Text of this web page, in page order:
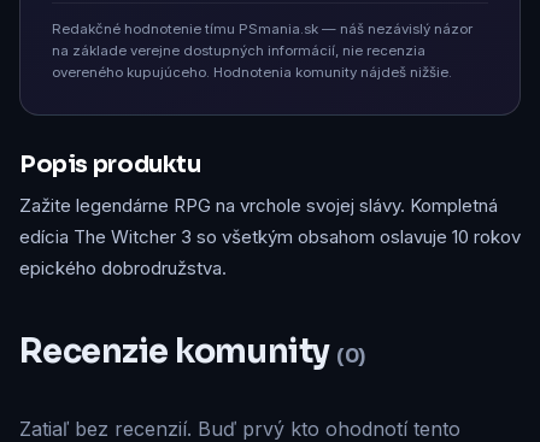
Redakčné hodnotenie tímu PSmania.sk — náš nezávislý názor
na základe verejne dostupných informácií, nie recenzia
overeného kupujúceho. Hodnotenia komunity nájdeš nižšie.
Popis produktu
Zažite legendárne RPG na vrchole svojej slávy. Kompletná
edícia The Witcher 3 so všetkým obsahom oslavuje 10 rokov
epického dobrodružstva.
Recenzie komunity (0)
Zatiaľ bez recenzií. Buď prvý kto ohodnotí tento